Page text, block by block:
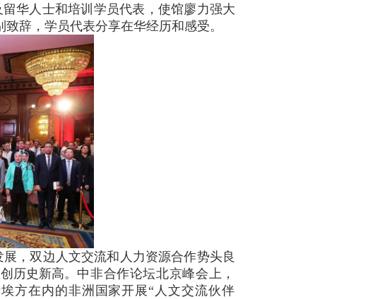
华人士和培训学员代表，使馆廖力强大
辞，学员代表分享在华经历和感受。
，双边人文交流和人力资源合作势头良
历史新高。 中非合作论坛北京峰会上，
方在内的非洲国家开展“人文交流伙伴